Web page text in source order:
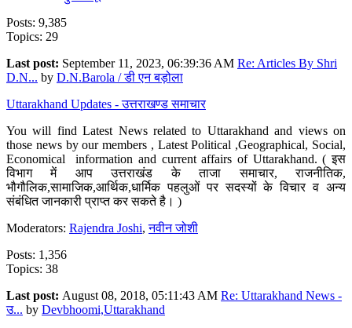
Posts: 9,385
Topics: 29
Last post: September 11, 2023, 06:39:36 AM Re: Articles By Shri
D.N... by D.N.Barola / डी एन बड़ोला
Uttarakhand Updates - उत्तराखण्ड समाचार
You will find Latest News related to Uttarakhand and views on
those news by our members , Latest Political ,Geographical, Social,
Economical information and current affairs of Uttarakhand. ( इस
विभाग में आप उत्तराखंड के ताजा समाचार, राजनीतिक,
भौगौलिक,सामाजिक,आर्थिक,धार्मिक पहलुओं पर सदस्यों के विचार व अन्य
संबंधित जानकारी प्राप्त कर सकते है। )
Moderators: Rajendra Joshi,नवीन जोशी
Posts: 1,356
Topics: 38
Last post: August 08, 2018, 05:11:43 AM Re: Uttarakhand News -
उ... by Devbhoomi,Uttarakhand